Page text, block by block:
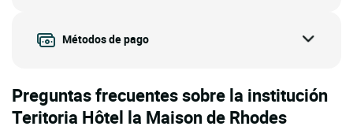
Métodos de pago
Preguntas frecuentes sobre la institución
Teritoria Hôtel la Maison de Rhodes